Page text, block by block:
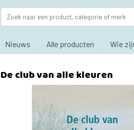
Nieuws Alle producten Wie
De club van alle kleuren